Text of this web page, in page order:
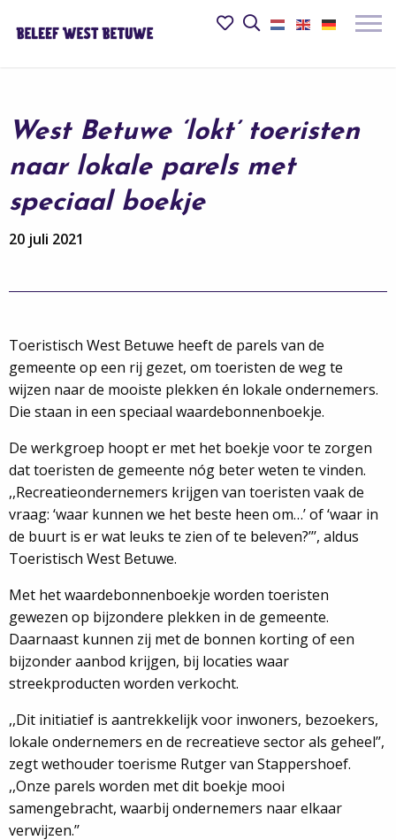
het
website
logo
Mijn Open
het
West Betuwe ‘lokt’ toeristen
naar lokale parels met
speciaal boekje
20 juli 2021
Toeristisch West Betuwe heeft de parels van de
gemeente op een rij gezet, om toeristen de weg te
wijzen naar de mooiste plekken én lokale ondernemers.
Die staan in een speciaal waardebonnenboekje.
De werkgroep hoopt er met het boekje voor te zorgen
dat toeristen de gemeente nóg beter weten te vinden.
,,Recreatieondernemers krijgen van toeristen vaak de
vraag: ‘waar kunnen we het beste heen om…’ of ‘waar in
de buurt is er wat leuks te zien of te beleven?’’’, aldus
Toeristisch West Betuwe.
Met het waardebonnenboekje worden toeristen
gewezen op bijzondere plekken in de gemeente.
Daarnaast kunnen zij met de bonnen korting of een
bijzonder aanbod krijgen, bij locaties waar
streekproducten worden verkocht.
,,Dit initiatief is aantrekkelijk voor inwoners, bezoekers,
lokale ondernemers en de recreatieve sector als geheel’’,
zegt wethouder toerisme Rutger van Stappershoef.
,,Onze parels worden met dit boekje mooi
samengebracht, waarbij ondernemers naar elkaar
verwijzen.’’